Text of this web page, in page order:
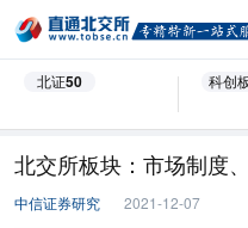
北证50 科创
北交所板块：市场制度
中信证券研究 2021-12-07